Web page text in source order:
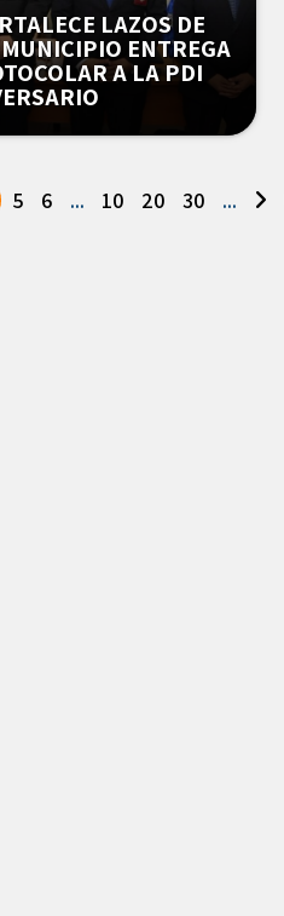
LAZOS DE
ENTREGA
A LA PDI
5 6 ... 10 20 30 ...